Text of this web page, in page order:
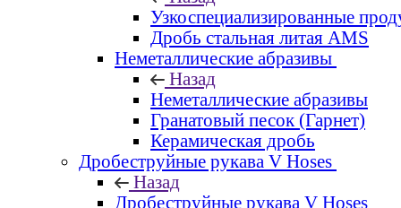
Узкоспециализированные
Дробь стальная литая AMS
Неметаллические абразивы
Назад
Неметаллические абразивы
Гранатовый песок (Гарнет)
Керамическая дробь
Дробеструйные рукава V Hoses
Назад
Дробеструйные рукава V Hoses